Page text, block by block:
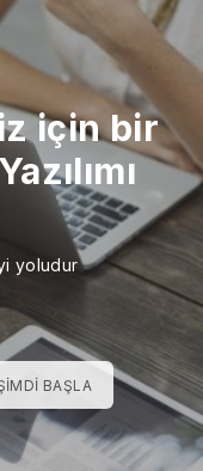
için bir
yoludur
BAŞLA